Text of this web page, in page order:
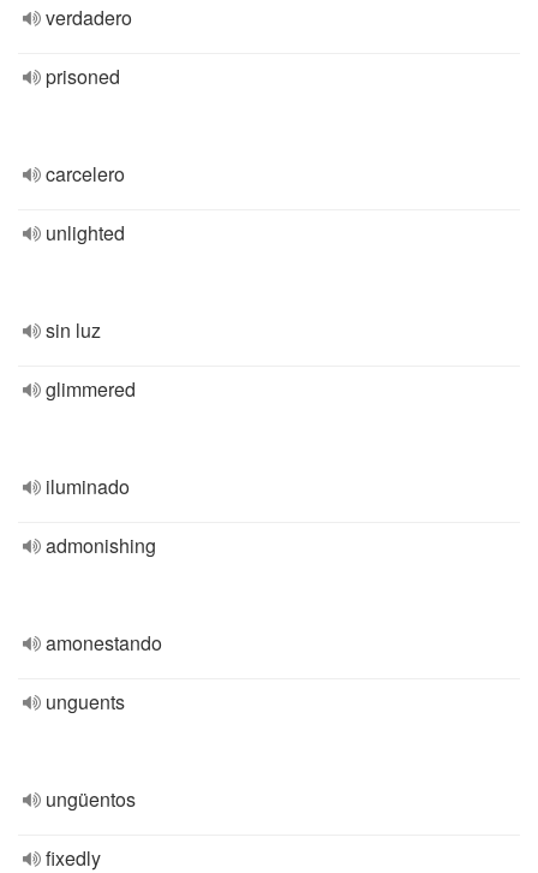
verdadero
prisoned
carcelero
unlighted
sin luz
glimmered
iluminado
admonishing
amonestando
unguents
ungüentos
fixedly